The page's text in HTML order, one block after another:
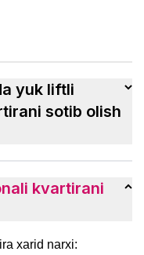
yuk liftli
sotib olish
kvartirani
xarid narxi: